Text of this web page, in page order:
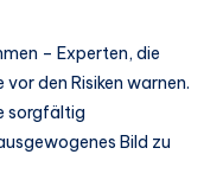
– Experten, die
den Risiken warnen.
sorgfältig
Bild zu